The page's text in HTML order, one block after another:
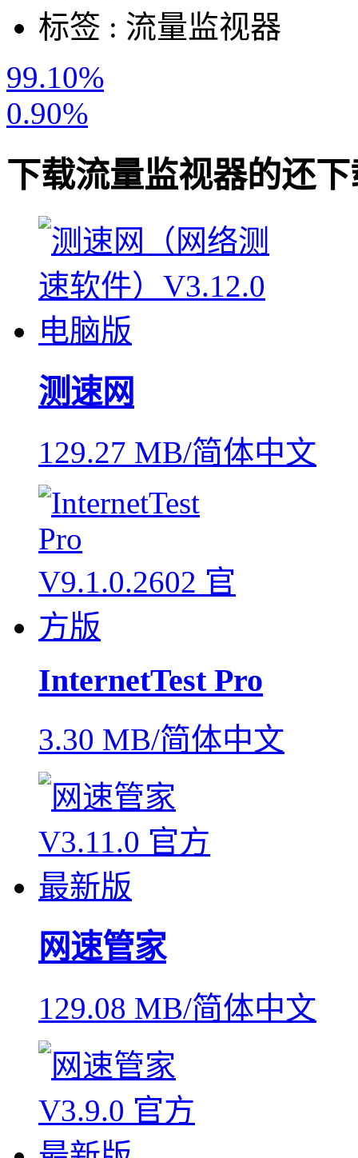
标签 : 流量监视器
99.10%
0.90%
下载流量监视器的还
测速网
129.27 MB/简体中文
InternetTest Pro
3.30 MB/简体中文
网速管家
129.08 MB/简体中文